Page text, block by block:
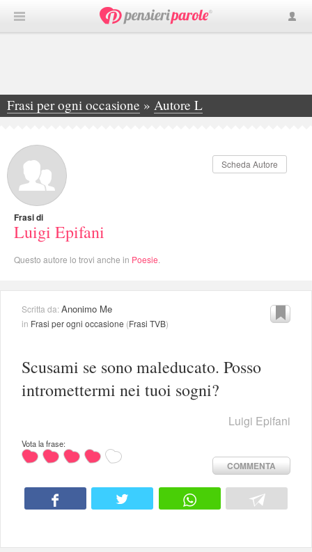
Frasi per ogni occasione » Autore L
»Luigi Epifani
Scheda Autore
Frasi di
Luigi Epifani
Questo autore lo trovi anche in Poesie
Scritta da:Anonimo Me
in Frasi per ogni occasione (Frasi TVB)
Scusami se sono maleducato. Posso
intromettermi nei tuoi sogni?
Luigi Epifani
Vota la frase:
COMMENTA